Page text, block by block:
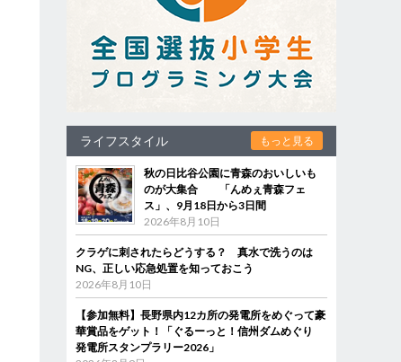
ライフスタイル もっと見る
秋の日比谷公園に青森のおいしいも
のが大集合 「んめぇ青森フェ
ス」、9月18日から3日間
2026年8月10日
クラゲに刺されたらどうする？ 真水で洗うのは
NG、正しい応急処置を知っておこう
2026年8月10日
【参加無料】長野県内12カ所の発電所をめぐって豪
華賞品をゲット！「ぐるーっと！信州ダムめぐり
発電所スタンプラリー2026」